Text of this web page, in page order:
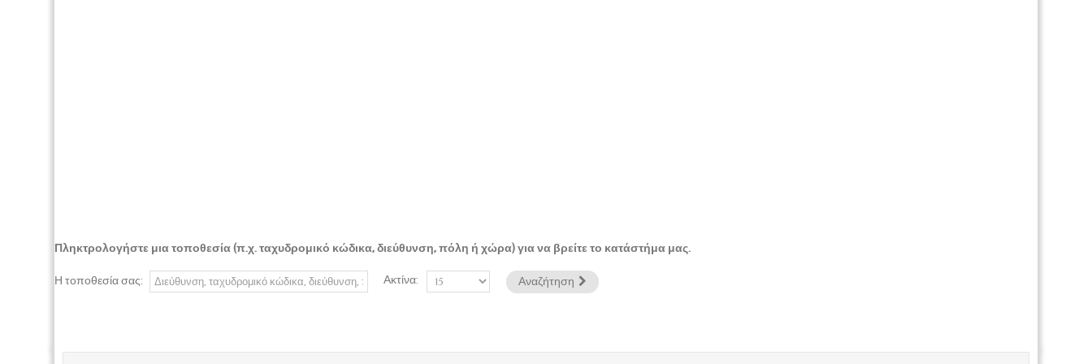
Πληκτρολογήστε μια τοποθεσία (π.χ. ταχυδρομικό κώδικα, διεύθυνση, πόλη ή χώρα) για να βρείτε το κατάστήμα μας.
Η τοποθεσία σας: Ακτίνα: Αναζήτηση